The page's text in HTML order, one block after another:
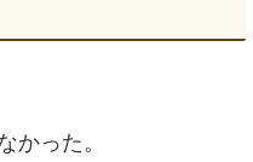
かった。